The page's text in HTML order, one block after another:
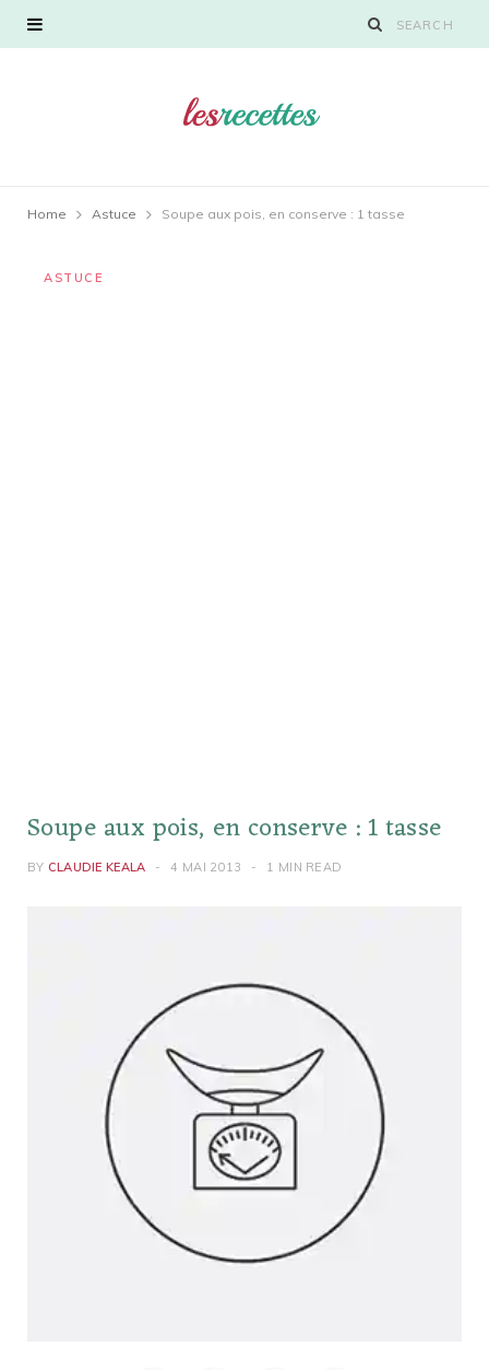
Home Astuce Soupe aux pois, en conserve : 1 tasse
ASTUCE
Soupe aux pois, en conserve : 1 tasse
BY CLAUDIE KEALA 4 MAI 2013 1 MIN READ